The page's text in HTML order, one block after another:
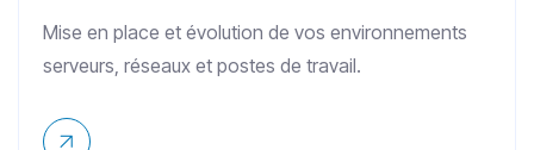
Mise en place et évolution de vos environnements
serveurs, réseaux et postes de travail.